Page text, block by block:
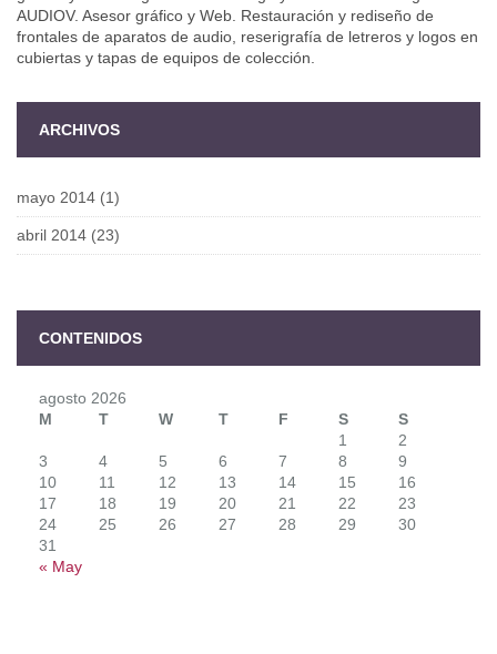
AUDIOV. Asesor gráfico y Web. Restauración y rediseño de
frontales de aparatos de audio, reserigrafía de letreros y logos en
cubiertas y tapas de equipos de colección.
ARCHIVOS
mayo 2014 (1)
abril 2014 (23)
CONTENIDOS
agosto 2026
M
T W T F S S
« May
1
2
3
4 5 6 7 8
9
10
11 12 13 14 15
16
17
18 19 20 21 22
23
24
25 26 27 28 29
30
31